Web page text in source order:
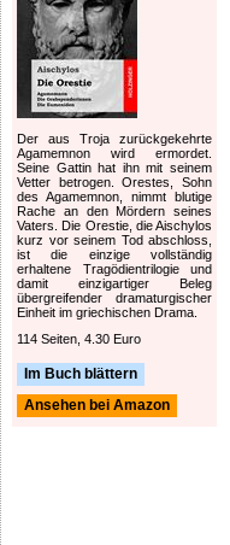
Der aus Troja zurückgekehrte
Agamemnon wird ermordet.
Seine Gattin hat ihn mit seinem
Vetter betrogen. Orestes, Sohn
des Agamemnon, nimmt blutige
Rache an den Mördern seines
Vaters. Die Orestie, die Aischylos
kurz vor seinem Tod abschloss,
ist die einzige vollständig
erhaltene Tragödientrilogie und
damit einzigartiger Beleg
übergreifender dramaturgischer
Einheit im griechischen Drama.
114 Seiten, 4.30 Euro
Im Buch blättern
Ansehen bei Amazon